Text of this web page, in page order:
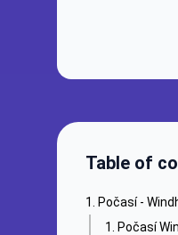
Table of
Počasí -
Počasí